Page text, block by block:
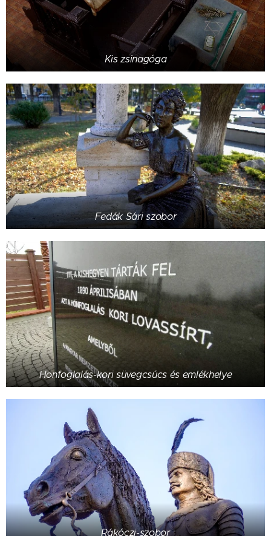
Kis zsinagóga
Fedák Sári szobor
Honfoglalás-kori süvegcsúcs és emlékhelye
Rákóczi-szobor